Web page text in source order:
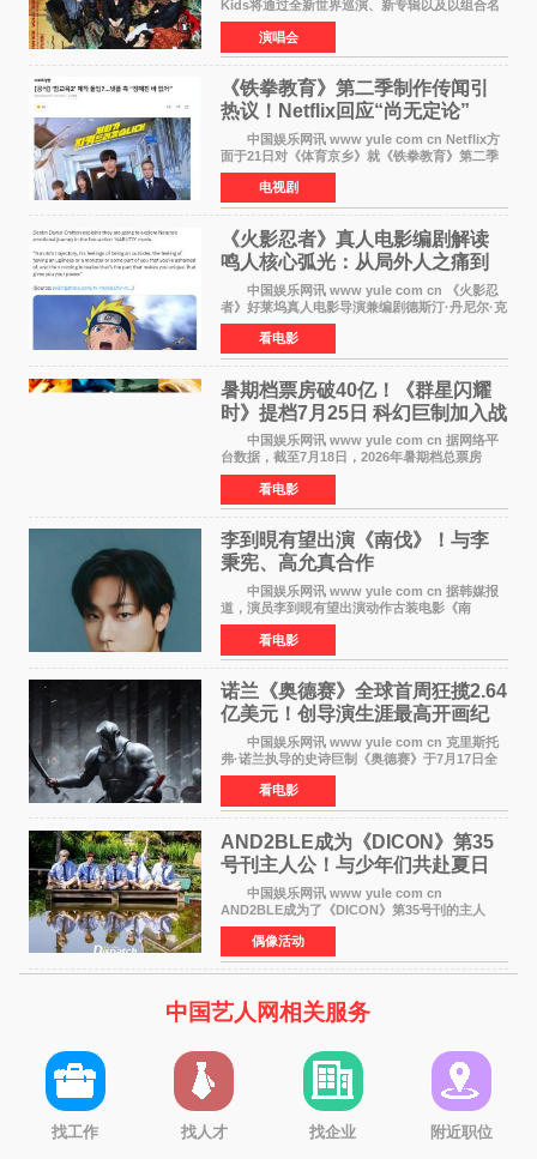
Kids将通过全新世界巡演、新专辑以及以组合名
义打造的专属音乐节等一系列全球活动，开启事
业发展的全新篇章。 Stray Kids将于7月25日
至26日、29日
演唱会
《铁拳教育》第二季制作传闻引
热议！Netflix回应“尚无定论”
中国娱乐网讯 www yule com cn Netflix方
面于21日对《体育京乡》就《铁拳教育》第二季
制作传闻划清界限，表示尚无定论。然而，业界
却有传闻称已就《铁拳教育》第二季的制作展开
了讨论——《
电视剧
《火影忍者》真人电影编剧解读
鸣人核心弧光：从局外人之痛到
自我觉醒
中国娱乐网讯 www yule com cn 《火影忍
者》好莱坞真人电影导演兼编剧德斯汀·丹尼尔·克
雷顿近日在采访中分享了对主角鸣人成长弧光的
理解，透露电影将深入探索鸣人作为局外人的情
感历程。
看电影
暑期档票房破40亿！《群星闪耀
时》提档7月25日 科幻巨制加入战
中国娱乐网讯 www yule com cn 据网络平
台数据，截至7月18日，2026年暑期档总票房
（含预售）已正式突破40亿元大关，年度总票房
也随之逼近197亿元。超百部中外佳片同台竞技，
点燃了盛夏的电
看电影
李到晛有望出演《南伐》！与李
秉宪、高允真合作
中国娱乐网讯 www yule com cn 据韩媒报
道，演员李到晛有望出演动作古装电影《南
伐》，与李秉宪、高允真合作，引发关注。
该片为动作古装片，讲述朝鲜初期，为了解救被
倭寇绑走的俘虏，9
看电影
诺兰《奥德赛》全球首周狂揽2.64
亿美元！创导演生涯最高开画纪
中国娱乐网讯 www yule com cn 克里斯托
弗·诺兰执导的史诗巨制《奥德赛》于7月17日全
球上映，首周末票房表现远超预期——北美首周
三天粗报1 245亿美元（开画3919馆），全球首周
2 641亿美元
看电影
AND2BLE成为《DICON》第35
号刊主人公！与少年们共赴夏日
之约
中国娱乐网讯 www yule com cn
AND2BLE成为了《DICON》第35号刊的主人
公，本期标题为And The Summer。作为出道后
首次担任杂志画报主角的完整体，AND2BLE用清
澈的少年感与全新的夏天相遇了
偶像活动
中国艺人网相关服务
找工作 找人才 找企业 附近职位